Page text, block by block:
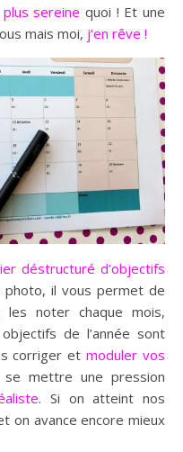
plus sereine quoi ! Et une
mais moi, j’en rêve !
déstructuré d’objectifs
il vous permet de
les noter chaque mois,
de l’année sont
corriger etmoduler vos
mettre une pression
. Si on atteint nos
on avance encore mieux